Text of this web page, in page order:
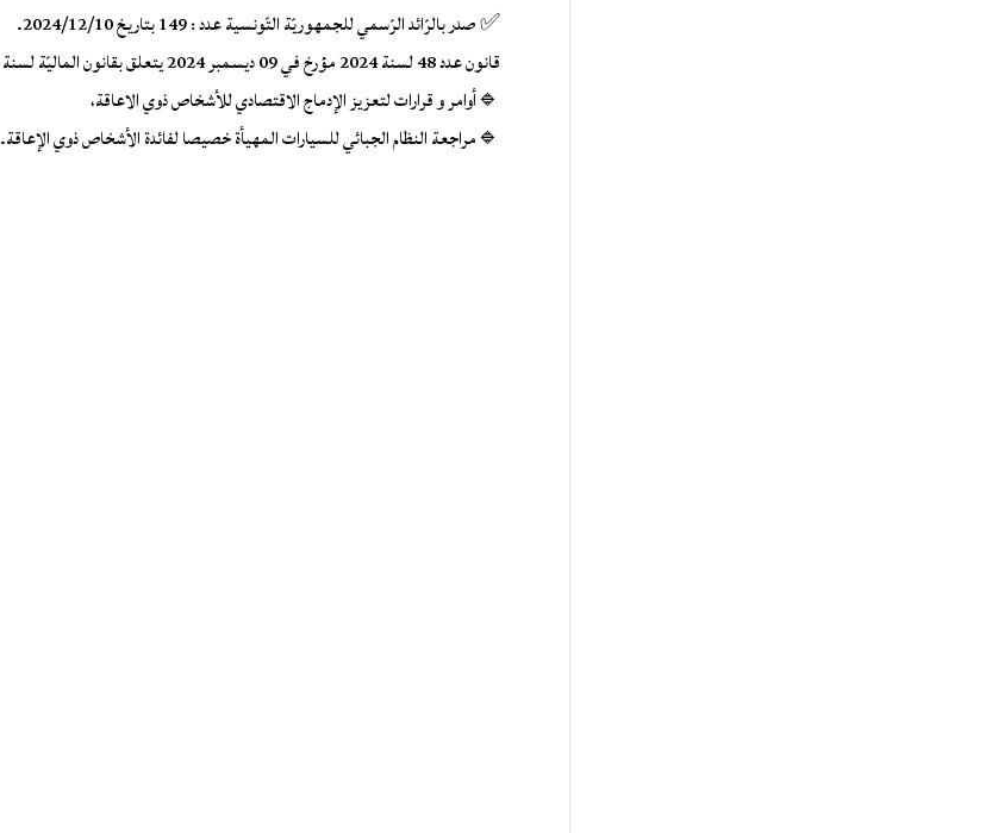
✅ صدر بالرّائد الرّسمي للجمهوريّة التّونسية عدد : 149 بتاريخ 2024/12/10.
قانون عدد 48 لسنة 2024 مؤرخ في 09 ديسمبر 2024 يتعلق بقانون الماليّة لسنة 2025.
🔹أوامر و قرارات لتعزيز الإدماج الاقتصادي للأشخاص ذوي الاعاقة،
🔹مراجعة النظام الجبائي للسيارات المهيأة خصيصا لفائدة الأشخاص ذوي الإعاقة.